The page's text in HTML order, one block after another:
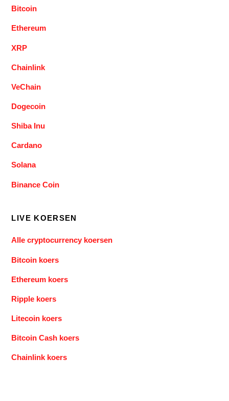
Bitcoin
Ethereum
XRP
Chainlink
VeChain
Dogecoin
Shiba Inu
Cardano
Solana
Binance Coin
LIVE KOERSEN
Alle cryptocurrency koersen
Bitcoin koers
Ethereum koers
Ripple koers
Litecoin koers
Bitcoin Cash koers
Chainlink koers